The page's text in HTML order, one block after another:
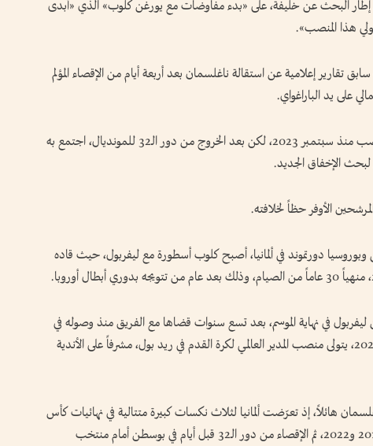
في إطار البحث عن خليفة، على «بدء مفاوضات مع يورغن كلوب» الذي «أبدى
هذا المنصب».
سابق تقارير إعلامية عن استقالة ناغلسمان بعد أربعة أيام من الإقصاء المؤلم
وشغل ناغلسمان (38 عاماً) هذا المنصب منذ سبتمبر 2023، لكن بعد الخروج من دور الـ32 للمونديال، اجتمع به
لبحث الإخفاق الجديد.
دورتموند في ألمانيا، أصبح كلوب أسطورة مع ليفربول، حيث قاده
سيرحل عن ليفربول في نهاية الموسم، بعد تسع سنوات قضاها مع الفريق منذ وصوله في
خريف 2015. ومنذ الأول من يناير 2025، يتولى منصب المدير العالمي لكرة القدم في ريد بول، مشرفاً على الأندية
هائلاً، إذ تعرّضت ألمانيا لثلاث نكسات كبيرة متتالية في نهائيات كأس
العالم: خروجان من الدور الأول في 2018 و2022، ثم الإقصاء من دور الـ32 قبل أيام في بوسطن أمام منتخب